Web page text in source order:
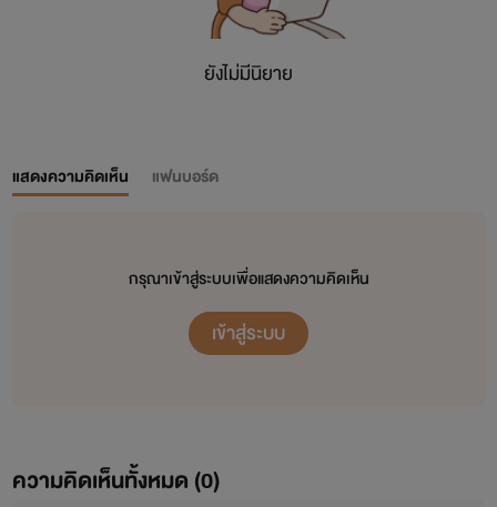
ยังไม่มีนิยาย
แสดงความคิดเห็น แฟนบอร์ด
กรุณาเข้าสู่ระบบเพื่อแสดงความคิดเห็น
เข้าสู่ระบบ
ความคิดเห็นทั้งหมด (0)